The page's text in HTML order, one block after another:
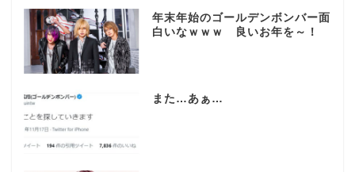
年末年始のゴールデンボンバー面
白いなｗｗｗ 良いお年を～！
また…あぁ…